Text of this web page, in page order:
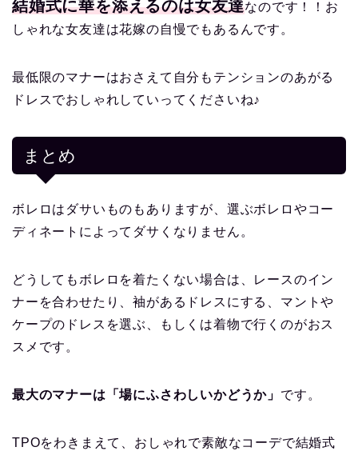
結婚式に華を添えるのは女友達なのです！！お
しゃれな女友達は花嫁の自慢でもあるんです。
最低限のマナーはおさえて自分もテンションのあがる
ドレスでおしゃれしていってくださいね♪
まとめ
ボレロはダサいものもありますが、選ぶボレロやコー
ディネートによってダサくなりません。
どうしてもボレロを着たくない場合は、レースのイン
ナーを合わせたり、袖があるドレスにする、マントや
ケープのドレスを選ぶ、もしくは着物で行くのがおス
スメです。
最大のマナーは「場にふさわしいかどうか」 です。
TPOをわきまえて、おしゃれで素敵なコーデで結婚式